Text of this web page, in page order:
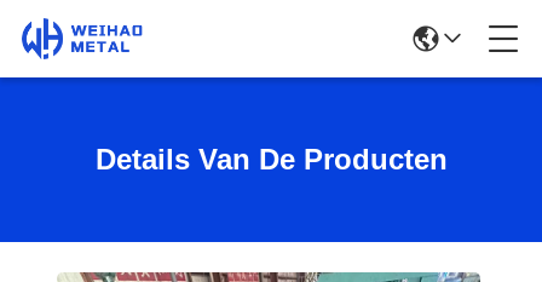
Details Van De Producten